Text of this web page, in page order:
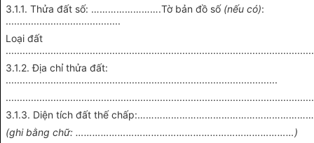
3.1.1. Thửa đất số: …………………….Tờ bản đồ số (nếu có):
.........................................
Loại đất
3.1.2. Địa chỉ thửa đất:
.................................................................................................
3.1.3. Diện tích đất thế
(ghi bằng chữ: ……………………………………………………………………)